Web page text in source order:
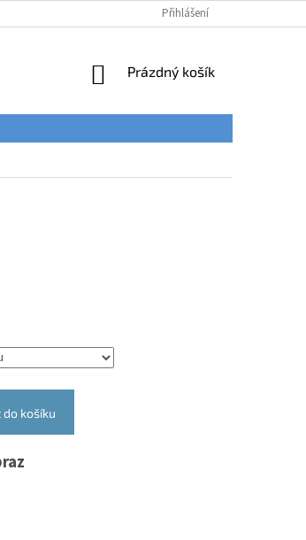
Přihlášení
NÁKUPNÍ
Prázdný košík
do košíku